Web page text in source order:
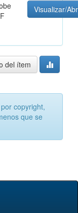
Visualizar/
del ítem
copyright,
que se